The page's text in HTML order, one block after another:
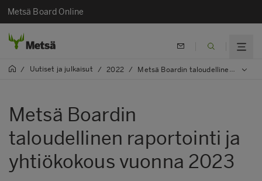
Metsä Board Online
/ Uutiset ja julkaisut / 2022 / Metsä Boardin taloudellinen raportointi ja yhtiökokous vuonna 2023
Metsä Boardin
taloudellinen raportointi ja
yhtiökokous vuonna 2023